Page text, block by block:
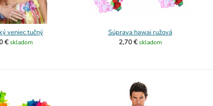
veniec tučný
€ skladom
Súprava hawai ružová
2,70 € skladom